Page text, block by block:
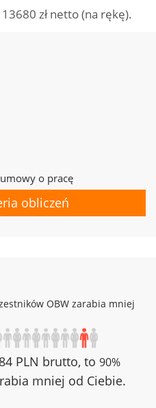
zł netto (na rękę).
o pracę
obliczeń
OBW zarabia mniej
PLN brutto, to 90%
mniej od Ciebie.